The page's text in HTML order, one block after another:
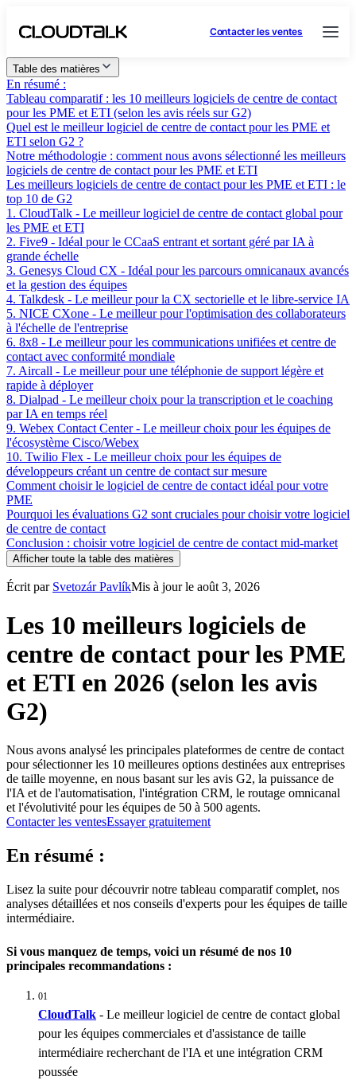
Contacter les ventes
Table des matières
En résumé :
Tableau comparatif : les 10 meilleurs logiciels de centre de contact
pour les PME et ETI (selon les avis réels sur G2)
Quel est le meilleur logiciel de centre de contact pour les PME et
ETI selon G2 ?
Notre méthodologie : comment nous avons sélectionné les meilleurs
logiciels de centre de contact pour les PME et ETI
Les meilleurs logiciels de centre de contact pour les PME et ETI : le
top 10 de G2
1. CloudTalk - Le meilleur logiciel de centre de contact global pour
les PME et ETI
2. Five9 - Idéal pour le CCaaS entrant et sortant géré par IA à
grande échelle
3. Genesys Cloud CX - Idéal pour les parcours omnicanaux avancés
et la gestion des équipes
4. Talkdesk - Le meilleur pour la CX sectorielle et le libre-service IA
5. NICE CXone - Le meilleur pour l'optimisation des collaborateurs
à l'échelle de l'entreprise
6. 8x8 - Le meilleur pour les communications unifiées et centre de
contact avec conformité mondiale
7. Aircall - Le meilleur pour une téléphonie de support légère et
rapide à déployer
8. Dialpad - Le meilleur choix pour la transcription et le coaching
par IA en temps réel
9. Webex Contact Center - Le meilleur choix pour les équipes de
l'écosystème Cisco/Webex
10. Twilio Flex - Le meilleur choix pour les équipes de
développeurs créant un centre de contact sur mesure
Comment choisir le logiciel de centre de contact idéal pour votre
PME
Pourquoi les évaluations G2 sont cruciales pour choisir votre logiciel
de centre de contact
Conclusion : choisir votre logiciel de centre de contact mid-market
Afficher toute la table des matières
Écrit par Svetozár PavlíkMis à jour le août 3, 2026
Les 10 meilleurs logiciels de
centre de contact pour les PME
et ETI en 2026 (selon les avis
G2)
Nous avons analysé les principales plateformes de centre de contact
pour sélectionner les 10 meilleures options destinées aux entreprises
de taille moyenne, en nous basant sur les avis G2, la puissance de
l'IA et de l'automatisation, l'intégration CRM, le routage omnicanal
et l'évolutivité pour les équipes de 50 à 500 agents.
Contacter les ventesEssayer gratuitement
En résumé :
Lisez la suite pour découvrir notre tableau comparatif complet, nos
analyses détaillées et nos conseils d'experts pour les équipes de taille
intermédiaire.
Si vous manquez de temps, voici un résumé de nos 10
principales recommandations :
01
CloudTalk - Le meilleur logiciel de centre de contact global
pour les équipes commerciales et d'assistance de taille
intermédiaire recherchant de l'IA et une intégration CRM
poussée